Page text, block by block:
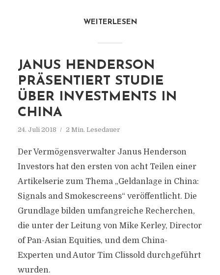
WEITERLESEN
JANUS HENDERSON
PRÄSENTIERT STUDIE
ÜBER INVESTMENTS IN
CHINA
24. Juli 2018 2 Min. Lesedauer
Der Vermögensverwalter Janus Henderson
Investors hat den ersten von acht Teilen einer
Artikelserie zum Thema „Geldanlage in China:
Signals and Smokescreens“ veröffentlicht. Die
Grundlage bilden umfangreiche Recherchen,
die unter der Leitung von Mike Kerley, Director
of Pan-Asian Equities, und dem China-
Experten und Autor Tim Clissold durchgeführt
wurden.